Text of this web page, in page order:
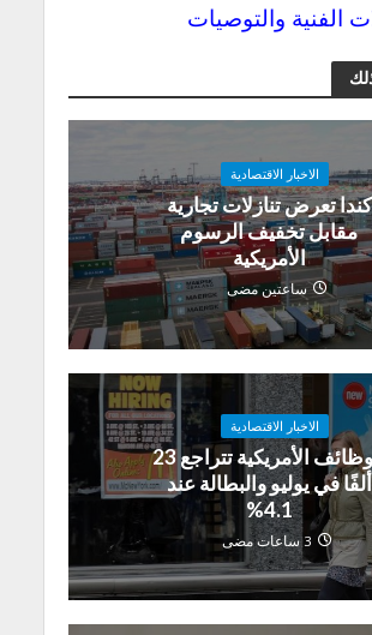
الفنية والتوصيات
الاخبار الاقتصادية
كندا تعرض تنازلات تجارية
مقابل تخفيف الرسوم
الأمريكية
ساعتين مضى
الاخبار الاقتصادية
الوظائف الأمريكية تتراجع 23
ألفًا في يوليو والبطالة عند
4.1%
3 ساعات مضى